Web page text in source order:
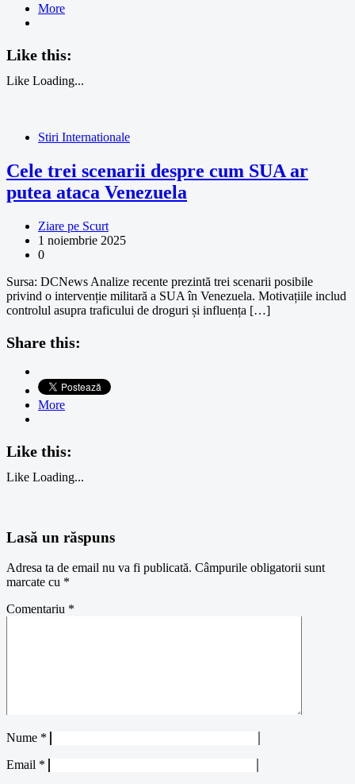
More
Like this:
Like Loading...
Stiri Internationale
Cele trei scenarii despre cum SUA ar
putea ataca Venezuela
Ziare pe Scurt
1 noiembrie 2025
0
Sursa: DCNews Analize recente prezintă trei scenarii posibile
privind o intervenție militară a SUA în Venezuela. Motivațiile includ
controlul asupra traficului de droguri și influența […]
Share this:
More
Like this:
Like Loading...
Lasă un răspuns
Adresa ta de email nu va fi publicată. Câmpurile obligatorii sunt
marcate cu *
Comentariu *
Nume *
Email *